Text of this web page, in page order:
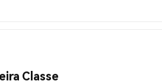
Classe